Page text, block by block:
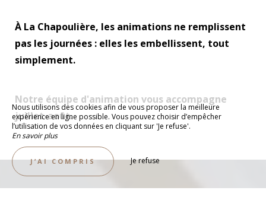
À La Chapoulière, les animations ne remplissent
pas les journées : elles les embellissent, tout
simplement.
Notre équipe d'animation vous accompagne
juillet-août.
Nous utilisons des cookies afin de vous proposer la meilleure
expérience en ligne possible. Vous pouvez choisir d’empêcher
l’utilisation de vos données en cliquant sur 'Je refuse'.
En savoir plus
J’AI COMPRIS Je refuse